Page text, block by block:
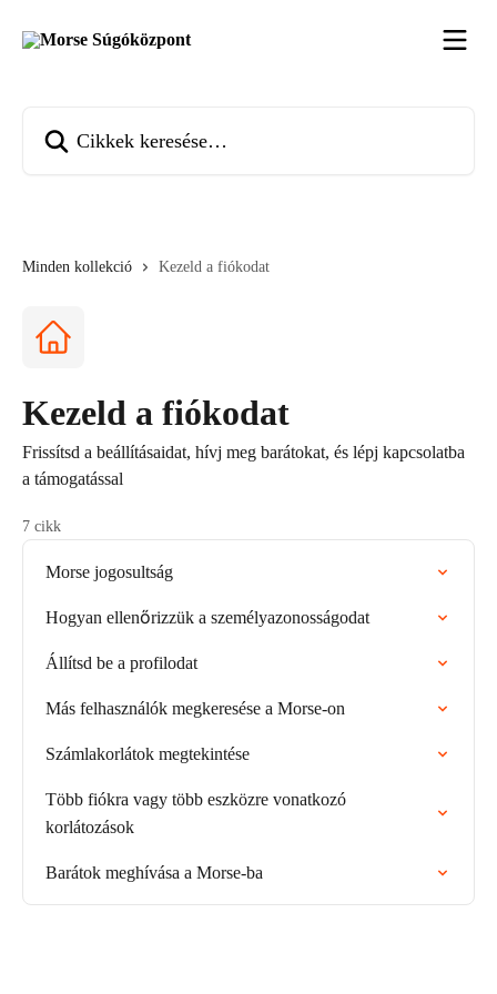
Minden kollekció Kezeld a fiókodat
Kezeld a fiókodat
Frissítsd a beállításaidat, hívj meg barátokat, és lépj kapcsolatba
a támogatással
7 cikk
Morse jogosultság
Hogyan ellenőrizzük a személyazonosságodat
Állítsd be a profilodat
Más felhasználók megkeresése a Morse-on
Számlakorlátok megtekintése
Több fiókra vagy több eszközre vonatkozó
korlátozások
Barátok meghívása a Morse-ba